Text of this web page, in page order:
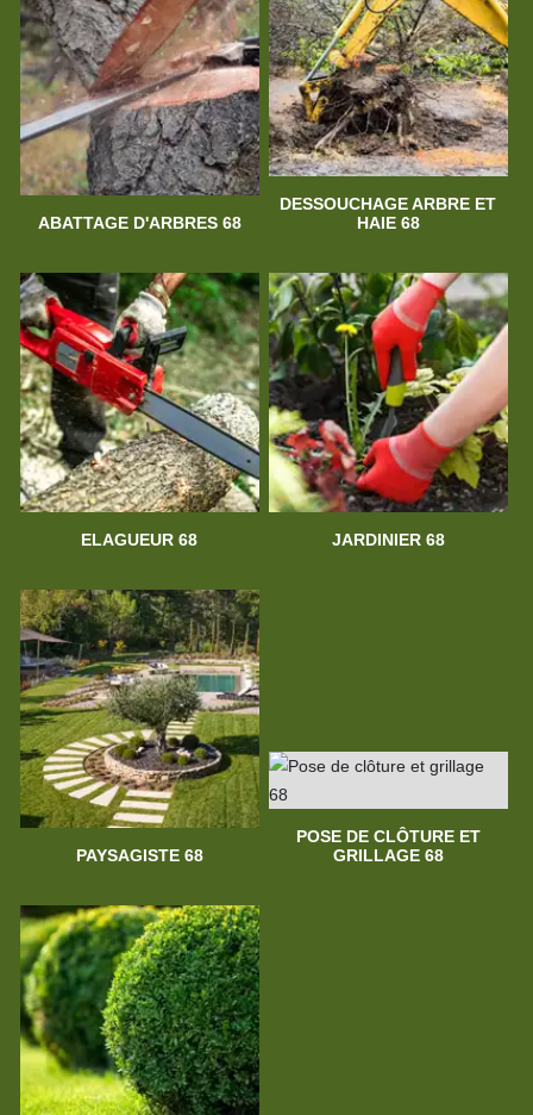
ABATTAGE D'ARBRES 68
DESSOUCHAGE ARBRE ET
HAIE 68
ELAGUEUR 68 JARDINIER 68
PAYSAGISTE 68
POSE DE CLÔTURE ET
GRILLAGE 68